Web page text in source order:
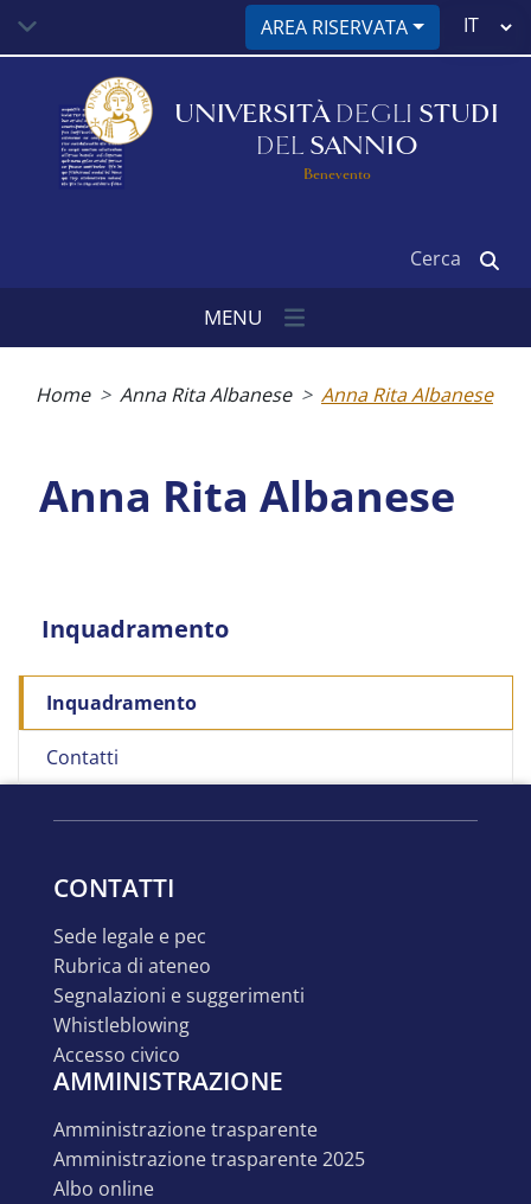
contenuto
AREA RISERVATA
Select
UNIVERSITÀ DEGLI STUDI
DEL SANNIO
Benevento
MENU
Home Anna Rita Albanese Anna Rita Albanese
Inquadramento
Contatti
Anna Rita Albanese
Inquadramento
CONTATTI
sede legale e pec
rubrica di ateneo
segnalazioni e suggerimenti
whistleblowing
accesso civico
AMMINISTRAZIONE
amministrazione trasparente
amministrazione trasparente 2025
albo online